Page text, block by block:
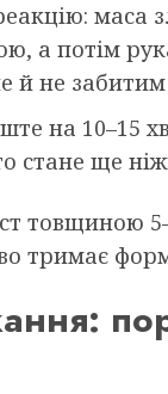
маса
а потім
й не
на 10–15
стане ще
товщиною
тримає